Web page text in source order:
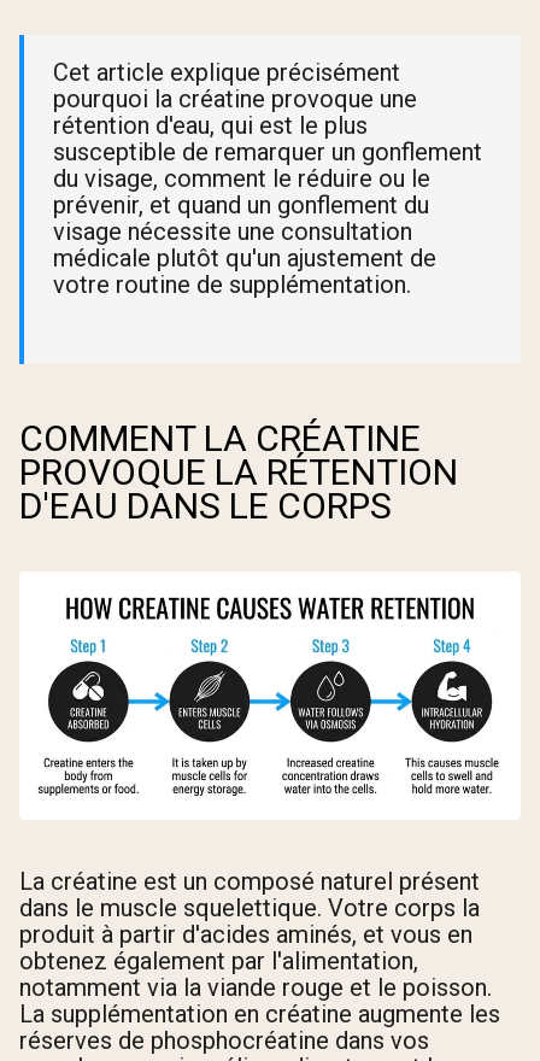
Cet article explique précisément
pourquoi la créatine provoque une
rétention d'eau, qui est le plus
susceptible de remarquer un gonflement
du visage, comment le réduire ou le
prévenir, et quand un gonflement du
visage nécessite une consultation
médicale plutôt qu'un ajustement de
votre routine de supplémentation.
COMMENT LA CRÉATINE
PROVOQUE LA RÉTENTION
D'EAU DANS LE CORPS
La créatine est un composé naturel présent
dans le muscle squelettique. Votre corps la
produit à partir d'acides aminés, et vous en
obtenez également par l'alimentation,
notamment via la viande rouge et le poisson.
La supplémentation en créatine augmente les
réserves de phosphocréatine dans vos